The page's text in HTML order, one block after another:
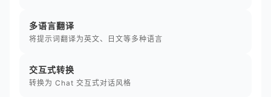
多语言翻译
将提示词翻译为英文、日文等多种语言
交互式转换
转换为 Chat 交互式对话风格